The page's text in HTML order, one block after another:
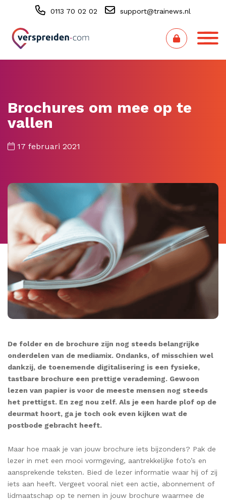
0113 70 02 02 support@trainews.nl
Brochures om mee op te
vallen
17 februari 2021
De folder en de brochure zijn nog steeds belangrijke
onderdelen van de mediamix. Ondanks, of misschien wel
dankzij, de toenemende digitalisering is een fysieke,
tastbare brochure een prettige verademing. Gewoon
lezen van papier is voor de meeste mensen nog steeds
het prettigst. En zeg nou zelf. Als je een harde plof op de
deurmat hoort, ga je toch ook even kijken wat de
postbode gebracht heeft.
Maar hoe maak je van jouw brochure iets bijzonders? Pak de
lezer in met een mooi vormgeving, aantrekkelijke foto’s en
aansprekende teksten. Bied de lezer informatie waar hij of zij
iets aan heeft. Vergeet vooral niet een actie, abonnement of
lidmaatschap op te nemen in jouw brochure waarmee de